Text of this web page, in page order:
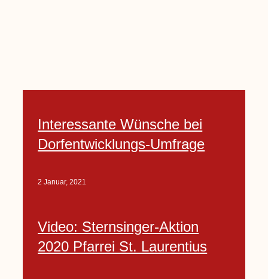
Interessante Wünsche bei
Dorfentwicklungs-Umfrage
2 Januar, 2021
Video: Sternsinger-Aktion
2020 Pfarrei St. Laurentius